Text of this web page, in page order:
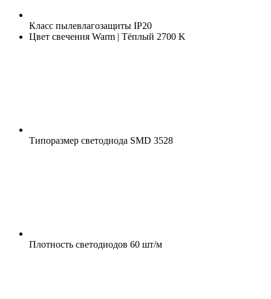
Класс пылевлагозащиты IP20
Цвет свечения Warm | Тёплый 2700 K
Типоразмер светодиода SMD 3528
Плотность светодиодов 60 шт/м